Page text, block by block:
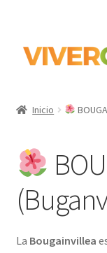
contenido
Regístrate para
Accede
Inicio
La Bougainvillea